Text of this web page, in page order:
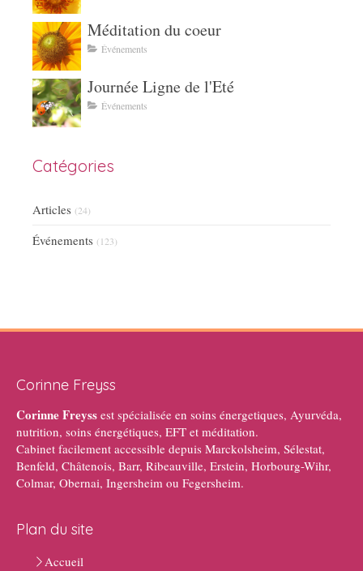
Méditation du coeur
Événements
Journée Ligne de l'Eté
Événements
Catégories
Articles (24)
Événements (123)
Corinne Freyss
Corinne Freyss est spécialisée en soins énergetiques, Ayurvéda,
nutrition, soins énergétiques, EFT et méditation.
Cabinet facilement accessible depuis Marckolsheim, Sélestat,
Benfeld, Châtenois, Barr, Ribeauville, Erstein, Horbourg-Wihr,
Colmar, Obernai, Ingersheim ou Fegersheim.
Plan du site
Accueil